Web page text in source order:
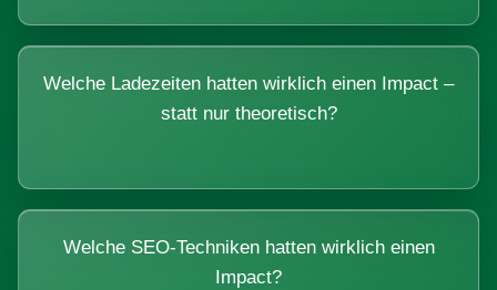
Welche Ladezeiten hatten wirklich einen Impact –
statt nur theoretisch?
Welche SEO-Techniken hatten wirklich einen
Impact?